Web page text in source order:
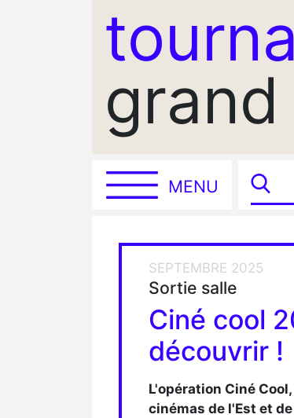
MENU
SEPTEMBRE 2025
Sortie salle
Ciné cool
découvrir !
L'opération Ciné
cinémas de l'Est et